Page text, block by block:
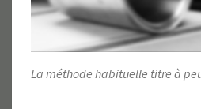
La méthode habituelle titre à